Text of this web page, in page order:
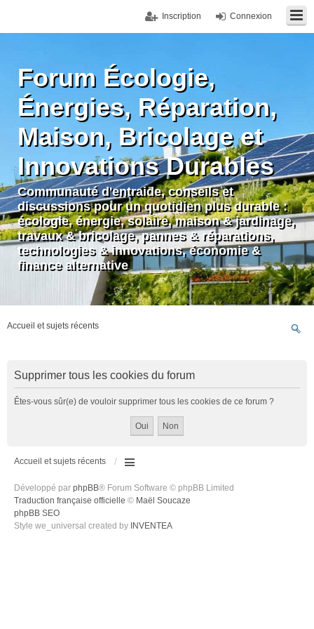
Connexion
Inscription
Forum Écologie,
Énergies, Réparation,
Maison, Bricolage et
Innovations Durables
Communauté d'entraide, conseils et
discussions pour un quotidien plus durable :
écologie, énergie, solaire, maison & jardinage,
travaux & bricolage, pannes & réparations,
technologies & innovations, économie &
finance alternative
Accueil et sujets récents
Supprimer tous les cookies du forum
Êtes-vous sûr(e) de vouloir supprimer tous les cookies de ce forum ?
Accueil et sujets récents
Développé par phpBB® Forum Software © phpBB Limited
Traduction française officielle © Maël Soucaze
phpBB SEO
Style we_universal created by INVENTEA